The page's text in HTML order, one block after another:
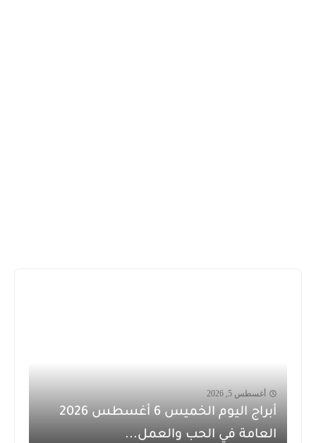
أغسطس 5, 2026
أبراج اليوم الخميس 6 أغسطس 2026
العامة في الحب والعمل...